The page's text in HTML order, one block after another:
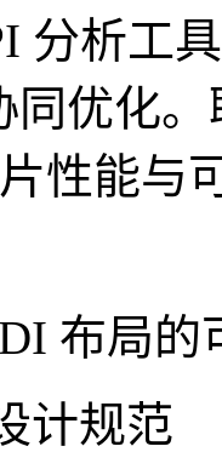
分析工
同优化
性能与
布局的
计规范